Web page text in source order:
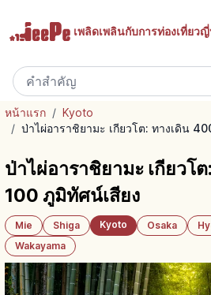
เพลิดเพลินกับการท่องเที่ยว
หน้าแรก / Kyoto
/ ป่าไผ่อาราชิยามะ เกียวโต: ทางเดิน
ป่าไผ่อาราชิยามะ เกียวโ
100 ภูมิทัศน์เสียง
Mie Shiga Kyoto Osaka
Wakayama